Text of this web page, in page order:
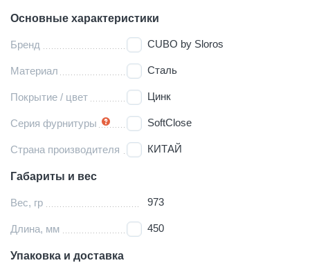
Основные характеристики
Бренд CUBO by Sloros
Материал Сталь
Покрытие / цвет Цинк
Серия фурнитуры SoftClose
Страна производителя КИТАЙ
Габариты и вес
Вес, гр 973
Длина, мм 450
Упаковка и доставка